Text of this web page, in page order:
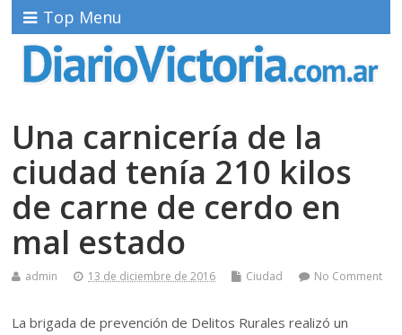
Top Menu
Una carnicería de la
ciudad tenía 210 kilos
de carne de cerdo en
mal estado
admin 13 de diciembre de 2016 Ciudad No Comment
La brigada de prevención de Delitos Rurales realizó un